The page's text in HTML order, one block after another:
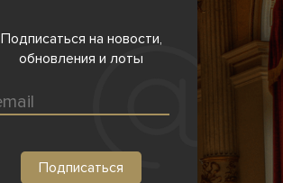
Подписаться на новости,
обновления и лоты